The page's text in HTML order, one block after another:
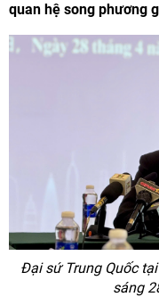
quan hệ song phương
Đại sứ Trung Quốc
sáng